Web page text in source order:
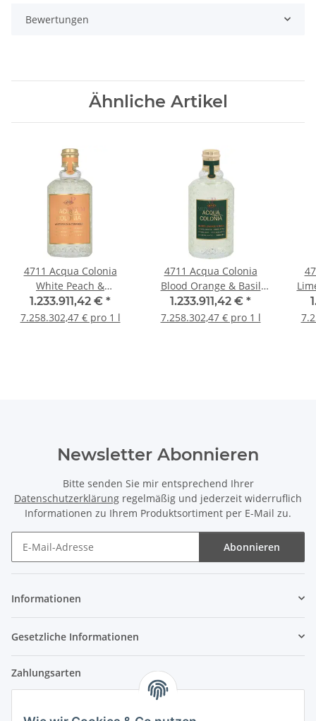
Bewertungen
Ähnliche Artikel
4711 Acqua Colonia
White Peach &
Coriander Eau de
Cologne 170ml
1.233.911,42 € *
7.258.302,47 € pro 1 l
4711 Acqua Colonia
Blood Orange & Basil
Eau de Cologne 170ml
1.233.911,42 € *
7.258.302,47 € pro 1 l
Newsletter Abonnieren
Bitte senden Sie mir entsprechend Ihrer
Datenschutzerklärung regelmäßig und jederzeit widerruflich
Informationen zu Ihrem Produktsortiment per E-Mail zu.
Abonnieren
Informationen
Gesetzliche Informationen
Zahlungsarten